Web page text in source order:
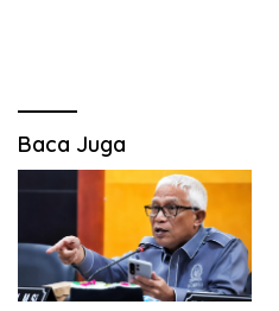
Baca Juga